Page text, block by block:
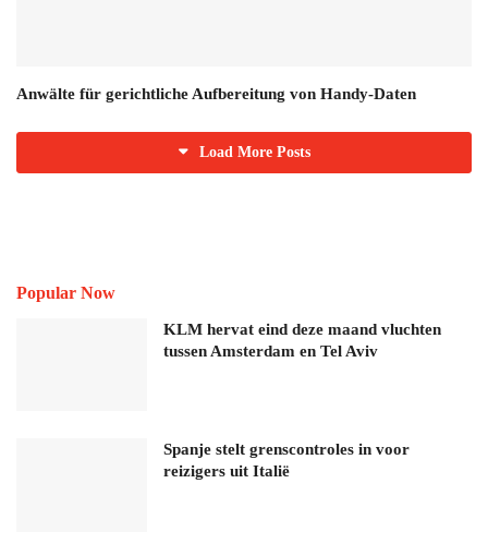
Anwälte für gerichtliche Aufbereitung von Handy-Daten
Load More Posts
Popular Now
KLM hervat eind deze maand vluchten
tussen Amsterdam en Tel Aviv
Spanje stelt grenscontroles in voor
reizigers uit Italië